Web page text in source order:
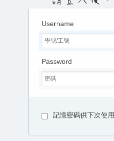
Username
Password
記憶密碼供下次使用